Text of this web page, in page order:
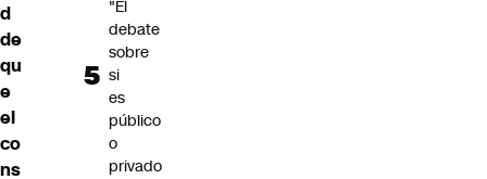
d
de
qu
e
el
co
ns
"El
debate
sobre
si
es
público
o
privado